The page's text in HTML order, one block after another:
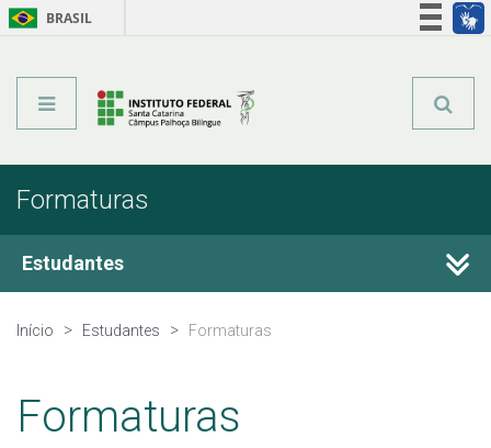
BRASIL
Formaturas
Estudantes
Guia do Estudante
Secretaria e Registro Acadêmico
Início Estudantes Formaturas
Formaturas